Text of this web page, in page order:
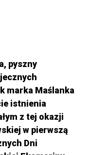
pyszny
marka Maślanka
istnienia
z tej okazji
w pierwszą
Dni